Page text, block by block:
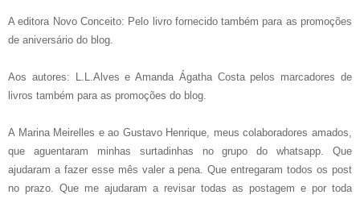
A editora Novo Conceito: Pelo livro fornecido também para as promoções
de aniversário do blog.
Aos autores: L.L.Alves e Amanda Ágatha Costa pelos marcadores de
livros também para as promoções do blog.
A Marina Meirelles e ao Gustavo Henrique, meus colaboradores amados,
que aguentaram minhas surtadinhas no grupo do whatsapp. Que
ajudaram a fazer esse mês valer a pena. Que entregaram todos os post
no prazo. Que me ajudaram a revisar todas as postagem e por toda